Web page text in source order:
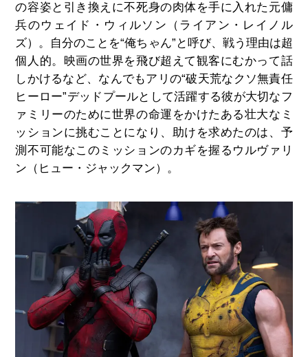
の容姿と引き換えに不死身の肉体を手に入れた元傭
兵のウェイド・ウィルソン（ライアン・レイノル
ズ）。自分のことを“俺ちゃん”と呼び、戦う理由は超
個人的。映画の世界を飛び超えて観客にむかって話
しかけるなど、なんでもアリの“破天荒なクソ無責任
ヒーロー”デッドプールとして活躍する彼が大切なフ
ァミリーのために世界の命運をかけたある壮大なミ
ッションに挑むことになり、助けを求めたのは、予
測不可能なこのミッションのカギを握るウルヴァリ
ン（ヒュー・ジャックマン）。